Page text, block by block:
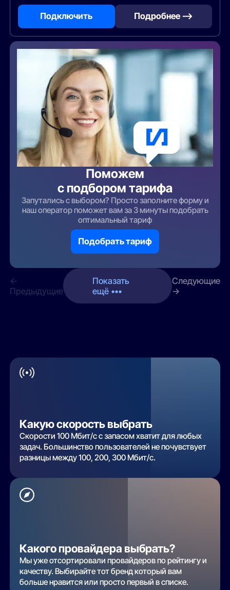
Подключить Подробнее —>
Поможем
с подбором тарифа
Запутались с выбором? Просто заполните форму и
наш оператор поможет вам за 3 минуты подобрать
оптимальный тариф
Подобрать тариф
←
Предыдущие
Показать
ещё •••
Следующие
→
Какую скорость выбрать
Скорости 100 Мбит/с с запасом хватит для любых
задач. Большинство пользователей не почувствует
разницы между 100, 200, 300 Мбит/с.
Какого провайдера выбрать?
Мы уже отсортировали провайдеров по рейтингу и
качеству. Выбирайте тот бренд который вам
больше нравится или просто первый в списке.